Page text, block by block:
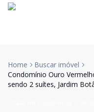
Home
Buscar imóvel
Condomínio Ouro
sendo 2 suítes, Jardim